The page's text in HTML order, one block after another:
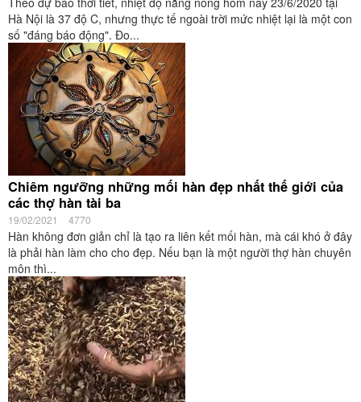
Hà Nội là 37 độ C, nhưng thực tế ngoài trời mức nhiệt lại là một con
số "đáng báo động". Đo...
Chiêm ngưỡng những mối hàn đẹp nhất thế giới của
các thợ hàn tài ba
19/02/2021 4770
Hàn không đơn giản chỉ là tạo ra liên kết mối hàn, mà cái khó ở đây
là phải hàn làm cho cho đẹp. Nếu bạn là một người thợ hàn chuyên
môn thì...